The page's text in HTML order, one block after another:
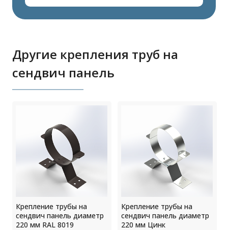
Другие крепления труб на
сендвич панель
Крепление трубы на
сендвич панель диаметр
220 мм RAL 8019
Крепление трубы на
сендвич панель диаметр
220 мм Цинк